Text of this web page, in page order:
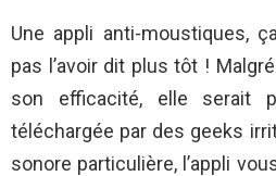
Une appli anti-moustiques,
pas l’avoir dit plus tôt !
son efficacité, elle serait
téléchargée par des geeks
sonore particulière, l’appli